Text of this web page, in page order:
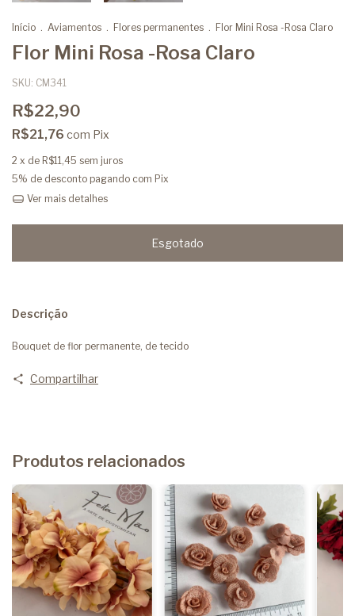
Início . Aviamentos . Flores permanentes . Flor Mini Rosa -Rosa Claro
Flor Mini Rosa -Rosa Claro
SKU: CM341
R$22,90
R$21,76 com Pix
2 x de R$11,45 sem juros
5% de desconto pagando com Pix
Ver mais detalhes
Descrição
Bouquet de flor permanente, de tecido
Compartilhar
Produtos relacionados